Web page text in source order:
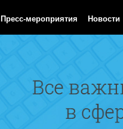
Пресс-мероприятия Новости